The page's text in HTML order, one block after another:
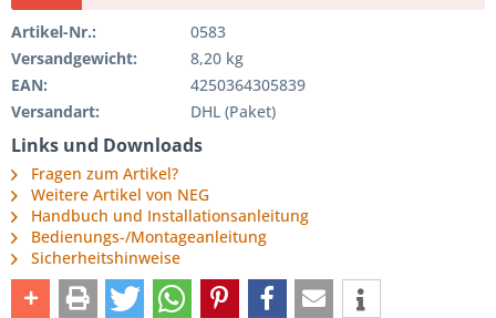
Artikel-Nr.:
0583
Versandgewicht:
8,20 kg
EAN:
4250364305839
Versandart:
DHL (Paket)
Links und Downloads
Fragen zum Artikel?
Weitere Artikel von NEG
Handbuch und Installationsanleitung
Bedienungs-/Montageanleitung
Sicherheitshinweise